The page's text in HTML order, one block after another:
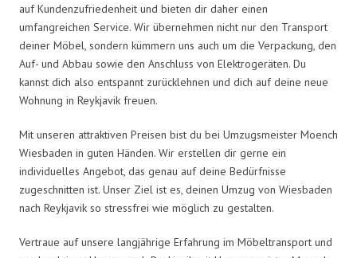
auf Kundenzufriedenheit und bieten dir daher einen
umfangreichen Service. Wir übernehmen nicht nur den Transport
deiner Möbel, sondern kümmern uns auch um die Verpackung, den
Auf- und Abbau sowie den Anschluss von Elektrogeräten. Du
kannst dich also entspannt zurücklehnen und dich auf deine neue
Wohnung in Reykjavik freuen.
Mit unseren attraktiven Preisen bist du bei Umzugsmeister Moench
Wiesbaden in guten Händen. Wir erstellen dir gerne ein
individuelles Angebot, das genau auf deine Bedürfnisse
zugeschnitten ist. Unser Ziel ist es, deinen Umzug von Wiesbaden
nach Reykjavik so stressfrei wie möglich zu gestalten.
Vertraue auf unsere langjährige Erfahrung im Möbeltransport und